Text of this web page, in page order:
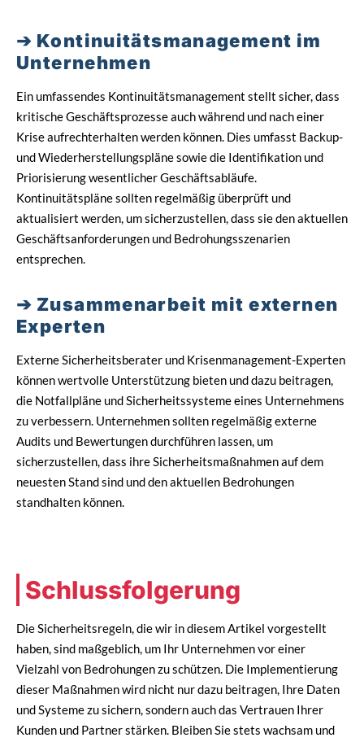
Kontinuitätsmanagement im
Unternehmen
Ein umfassendes Kontinuitätsmanagement stellt sicher, dass
kritische Geschäftsprozesse auch während und nach einer
Krise aufrechterhalten werden können. Dies umfasst Backup-
und Wiederherstellungspläne sowie die Identifikation und
Priorisierung wesentlicher Geschäftsabläufe.
Kontinuitätspläne sollten regelmäßig überprüft und
aktualisiert werden, um sicherzustellen, dass sie den aktuellen
Geschäftsanforderungen und Bedrohungsszenarien
entsprechen.
Zusammenarbeit mit externen
Experten
Externe Sicherheitsberater und Krisenmanagement-Experten
können wertvolle Unterstützung bieten und dazu beitragen,
die Notfallpläne und Sicherheitssysteme eines Unternehmens
zu verbessern. Unternehmen sollten regelmäßig externe
Audits und Bewertungen durchführen lassen, um
sicherzustellen, dass ihre Sicherheitsmaßnahmen auf dem
neuesten Stand sind und den aktuellen Bedrohungen
standhalten können.
Schlussfolgerung
Die Sicherheitsregeln, die wir in diesem Artikel vorgestellt
haben, sind maßgeblich, um Ihr Unternehmen vor einer
Vielzahl von Bedrohungen zu schützen. Die Implementierung
dieser Maßnahmen wird nicht nur dazu beitragen, Ihre Daten
und Systeme zu sichern, sondern auch das Vertrauen Ihrer
Kunden und Partner stärken. Bleiben Sie stets wachsam und